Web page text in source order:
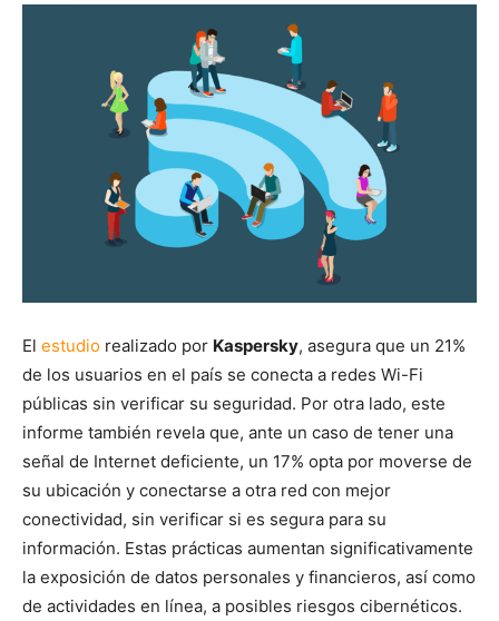
El estudio realizado por Kaspersky, asegura que un 21%
de los usuarios en el país se conecta a redes Wi-Fi
públicas sin verificar su seguridad. Por otra lado, este
informe también revela que, ante un caso de tener una
señal de Internet deficiente, un 17% opta por moverse de
su ubicación y conectarse a otra red con mejor
conectividad, sin verificar si es segura para su
información. Estas prácticas aumentan significativamente
la exposición de datos personales y financieros, así como
de actividades en línea, a posibles riesgos cibernéticos.